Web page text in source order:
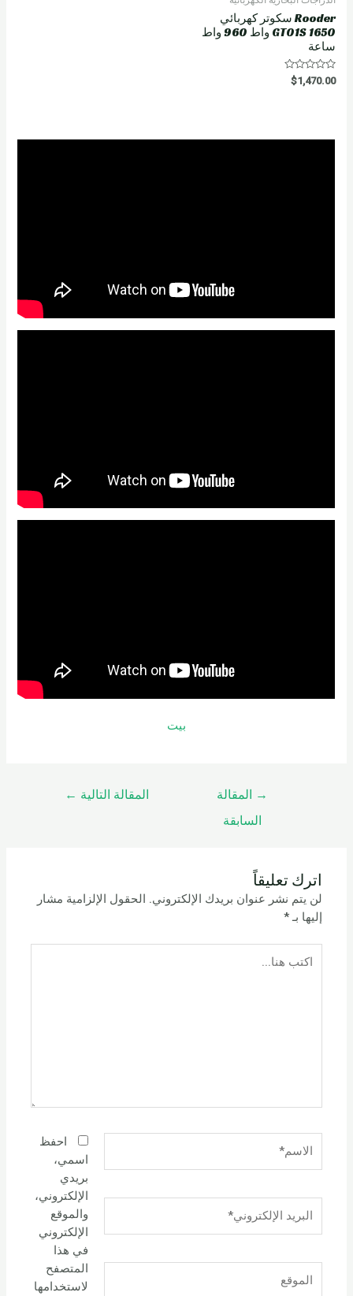
Rooder سكوتر كهربائي
GT01S 1650 واط 960 واط
ساعة
R
a
$1,470.00
بيت
→
المقالة
السابقة
المقالة التالية ←
اترك تعليقاً
لن يتم نشر عنوان بريدك الإلكتروني. الحقول الإلزامية مشار
إليها بـ*
هنا...
الإلكتروني*
احفظ
اسمي،
بريدي
الإلكتروني،
والموقع
الإلكتروني
في هذا
المتصفح
لاستخدامها